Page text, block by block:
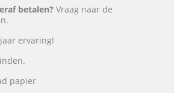
betalen? Vraag naar de
ervaring!
papier